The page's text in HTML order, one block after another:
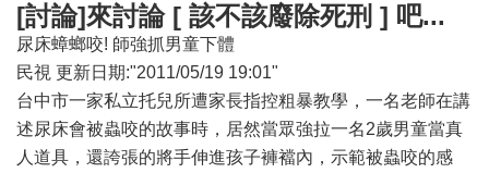
[討論]來討論 [ 該不該廢除死刑 ] 吧...
尿床蟑螂咬! 師強抓男童下體
民視 更新日期:"2011/05/19 19:01"
台中市一家私立托兒所遭家長指控粗暴教學，一名老師在講
述尿床會被蟲咬的故事時，居然當眾強拉一名2歲男童當真
人道具，還誇張的將手伸進孩子褲襠內，示範被蟲咬的感